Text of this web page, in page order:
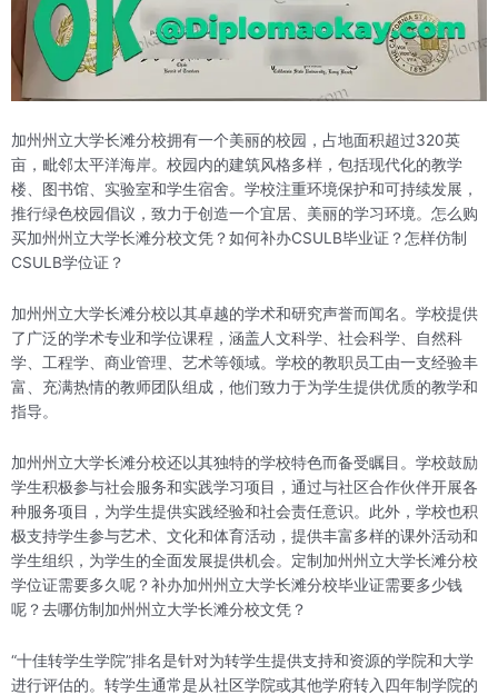
加州州立大学长滩分校拥有一个美丽的校园，占地面积超过320英
亩，毗邻太平洋海岸。校园内的建筑风格多样，包括现代化的教学
楼、图书馆、实验室和学生宿舍。学校注重环境保护和可持续发展，
推行绿色校园倡议，致力于创造一个宜居、美丽的学习环境。怎么购
买加州州立大学长滩分校文凭？如何补办CSULB毕业证？怎样仿制
CSULB学位证？
加州州立大学长滩分校以其卓越的学术和研究声誉而闻名。学校提供
了广泛的学术专业和学位课程，涵盖人文科学、社会科学、自然科
学、工程学、商业管理、艺术等领域。学校的教职员工由一支经验丰
富、充满热情的教师团队组成，他们致力于为学生提供优质的教学和
指导。
加州州立大学长滩分校还以其独特的学校特色而备受瞩目。学校鼓励
学生积极参与社会服务和实践学习项目，通过与社区合作伙伴开展各
种服务项目，为学生提供实践经验和社会责任意识。此外，学校也积
极支持学生参与艺术、文化和体育活动，提供丰富多样的课外活动和
学生组织，为学生的全面发展提供机会。定制加州州立大学长滩分校
学位证需要多久呢？补办加州州立大学长滩分校毕业证需要多少钱
呢？去哪仿制加州州立大学长滩分校文凭？
“十佳转学生学院”排名是针对为转学生提供支持和资源的学院和大学
进行评估的。转学生通常是从社区学院或其他学府转入四年制学院的